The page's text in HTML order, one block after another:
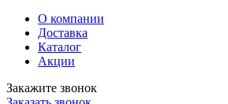
О компании
Доставка
Каталог
Акции
Закажите звонок